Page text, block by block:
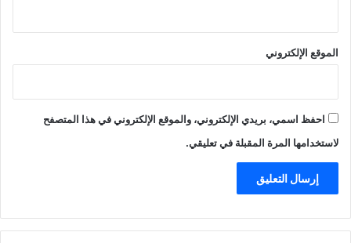
الموقع الإلكتروني
احفظ اسمي، بريدي الإلكتروني، والموقع الإلكتروني في هذا المتصفح
لاستخدامها المرة المقبلة في تعليقي.